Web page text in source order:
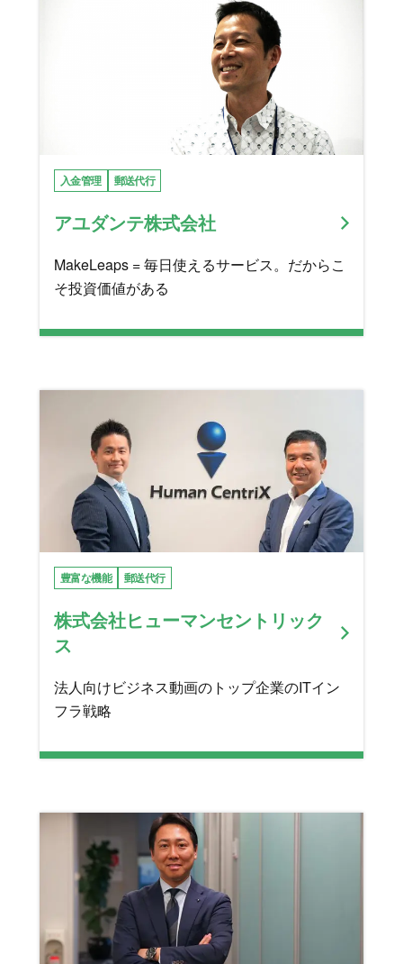
入金管理 郵送代行
アユダンテ株式会社
MakeLeaps = 毎日使えるサービス。だからこ
そ投資価値がある
豊富な機能 郵送代行
株式会社ヒューマンセントリック
ス
法人向けビジネス動画のトップ企業のITイン
フラ戦略